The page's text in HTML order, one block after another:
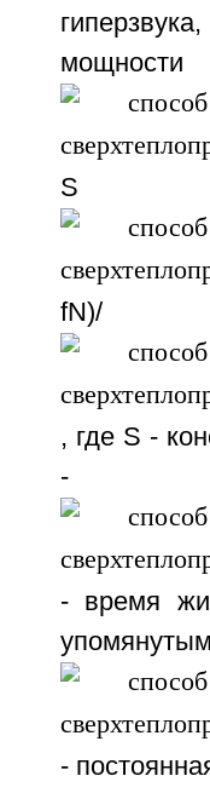
S
fN)/
, где S -
-
- время
-